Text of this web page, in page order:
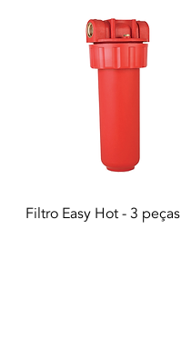
Vista rapida
Filtro Easy Hot - 3 peças